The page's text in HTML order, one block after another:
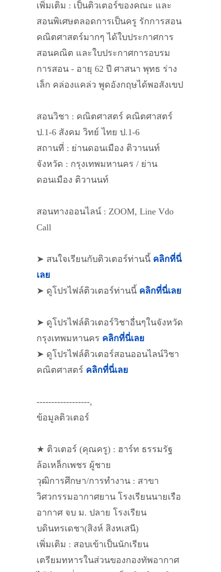
เพิ่มเติม : เป็นติวเตอร์ของคณะ และ
สอนพิเศษตลอดการเป็นครู รักการสอน
คณิตศาสตร์มากๆ ได้ใบประกาศการ
สอนคณิต และใบประกาศการอบรม
การสอน - อายุ 62 ปี ศาสนา พุทธ ร่าง
เล็ก คล่องแคล่ว พูดอังกฤษได้พอสังเขป
สอนวิชา : คณิตศาสตร์ คณิตศาสตร์
ป.1-6 สังคม วิทย์ ไทย ป.1-6
สถานที่ : ย่านดอนเมือง ติวานนท์
จังหวัด : กรุงเทพมหานคร / ย่าน
ดอนเมือง ติวานนท์
สอนทางออนไลน์ : ZOOM, Line Vdo
Call
➤ สนใจเรียนกับติวเตอร์ท่านนี้ คลิกที่นี่
เลย
➤ ดูโปรไฟล์ติวเตอร์ท่านนี้ คลิกที่นี่เลย
➤ ดูโปรไฟล์ติวเตอร์วิชาอื่นๆในจังหวัด
กรุงเทพมหานคร คลิกที่นี่เลย
➤ ดูโปรไฟล์ติวเตอร์สอนออนไลน์วิชา
คณิตศาสตร์ คลิกที่นี่เลย
------------------,
ข้อมูลติวเตอร์
★ ติวเตอร์ (คุณครู) : ฮาร์ท ธรรมรัฐ
ล้อเหล็กเพชร ผู้ชาย
วุฒิการศึกษา/การทำงาน : สาขา
วิศวกรรมอากาศยาน โรงเรียนนายเรือ
อากาศ จบ ม. ปลาย โรงเรียน
บดินทรเดชา(สิงห์ สิงหเสนี)
เพิ่มเติม : สอบเข้าเป็นนักเรียน
เตรียมทหารในส่วนของกองทัพอากาศ